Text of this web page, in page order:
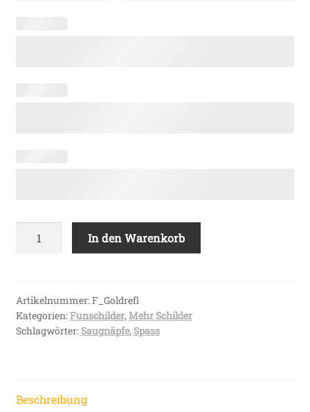
Fun-
Reflex
«
geprägt
mm
In den Warenkorb
Artikelnummer:F_Goldrefl
Kategorien:Funschilder, Mehr Schilder
Schlagwörter: Saugnäpfe, Spass
Beschreibung